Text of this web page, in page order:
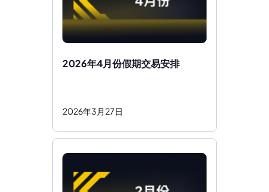
2026年4月份假期交易安排
2026年3 月 27日